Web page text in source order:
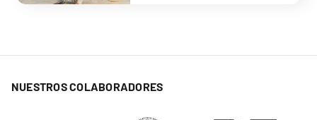
NUESTROS COLABORADORES